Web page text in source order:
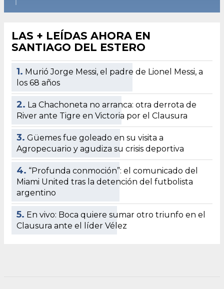
LAS + LEÍDAS AHORA EN
SANTIAGO DEL ESTERO
1. Murió Jorge Messi, el padre de Lionel Messi, a
los 68 años
2. La Chachoneta no arranca: otra derrota de
River ante Tigre en Victoria por el Clausura
3. Güemes fue goleado en su visita a
Agropecuario y agudiza su crisis deportiva
4. “Profunda conmoción”: el comunicado del
Miami United tras la detención del futbolista
argentino
5. En vivo: Boca quiere sumar otro triunfo en el
Clausura ante el líder Vélez